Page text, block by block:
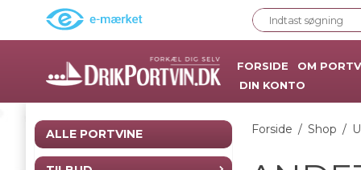
FORSIDE OM
DIN KONTO
ALLE PORTVINE Forside / Shop /